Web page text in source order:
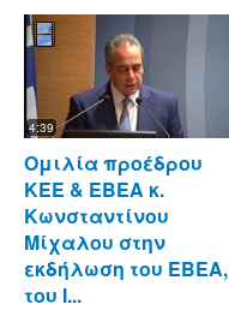
4:39
Ομιλία προέδρου
ΚΕΕ & ΕΒΕΑ κ.
Κωνσταντίνου
Μίχαλου στην
εκδήλωση του ΕΒΕΑ,
του Ι...